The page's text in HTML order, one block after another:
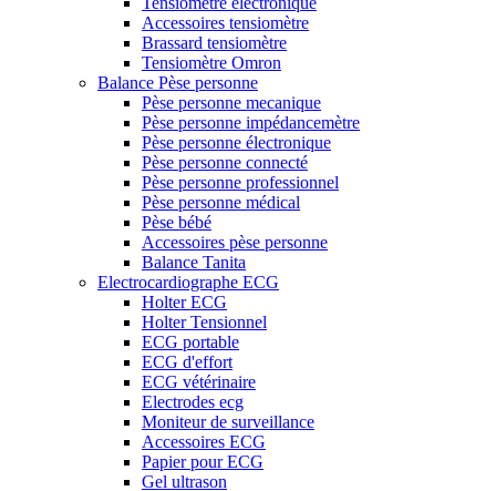
Accessoires tensiomètre
Brassard tensiomètre
Tensiomètre Omron
Balance Pèse personne
Pèse personne mecanique
Pèse personne impédancemètre
Pèse personne électronique
Pèse personne connecté
Pèse personne professionnel
Pèse personne médical
Pèse bébé
Accessoires pèse personne
Balance Tanita
Electrocardiographe ECG
Holter ECG
Holter Tensionnel
ECG portable
ECG d'effort
ECG vétérinaire
Electrodes ecg
Moniteur de surveillance
Accessoires ECG
Papier pour ECG
Gel ultrason